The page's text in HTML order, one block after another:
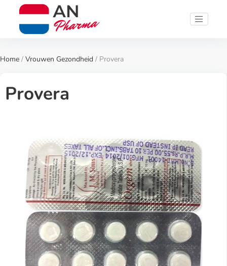
Home / Vrouwen Gezondheid / Provera
Provera